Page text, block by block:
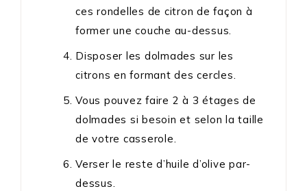
ces rondelles de citron de façon à
former une couche au-dessus.
Disposer les dolmades sur les
citrons en formant des cercles.
Vous pouvez faire 2 à 3 étages de
dolmades si besoin et selon la taille
de votre casserole.
Verser le reste d’huile d’olive par-
dessus.